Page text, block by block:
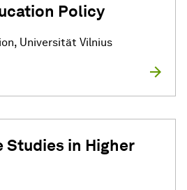
Policy
Universität Vilnius
Studies in Higher